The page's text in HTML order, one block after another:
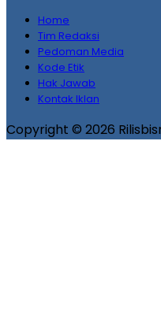
Home
Tim Redaksi
Pedoman Media
Kode Etik
Hak Jawab
Kontak Iklan
Copyright © 2026